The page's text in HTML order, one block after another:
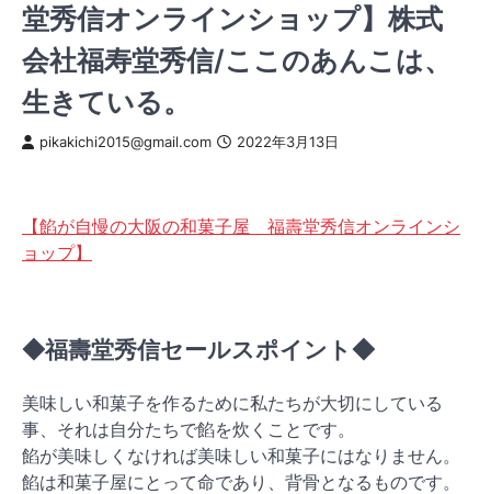
堂秀信オンラインショップ】株式
会社福寿堂秀信/ここのあんこは、
生きている。
pikakichi2015@gmail.com 2022年3月13日
【餡が自慢の大阪の和菓子屋 福壽堂秀信オンラインシ
ョップ】
◆福壽堂秀信セールスポイント◆
美味しい和菓子を作るために私たちが大切にしている
事、それは自分たちで餡を炊くことです。
餡が美味しくなければ美味しい和菓子にはなりません。
餡は和菓子屋にとって命であり、背骨となるものです。